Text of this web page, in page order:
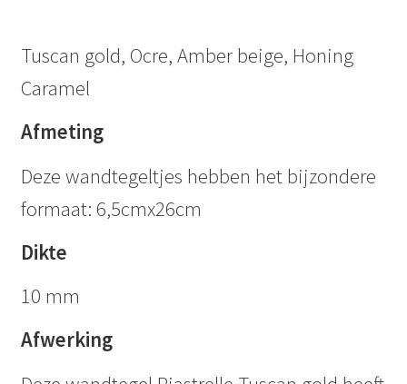
Tuscan gold, Ocre, Amber beige, Honing
Caramel
Afmeting
Deze wandtegeltjes hebben het bijzondere
formaat: 6,5cmx26cm
Dikte
10 mm
Afwerking